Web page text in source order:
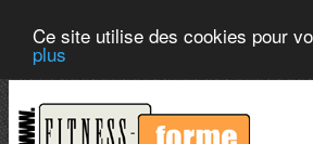
Ce site utilise des cookies pour
plus